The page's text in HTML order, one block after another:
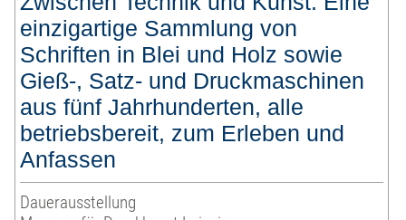
einzigartige Sammlung von
Schriften in Blei und Holz sowie
Gieß-, Satz- und Druckmaschinen
aus fünf Jahrhunderten, alle
betriebsbereit, zum Erleben und
Anfassen
Dauerausstellung